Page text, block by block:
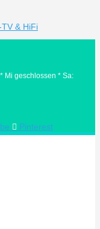
& HiFi
Mi geschlossen * Sa:
Pinterest